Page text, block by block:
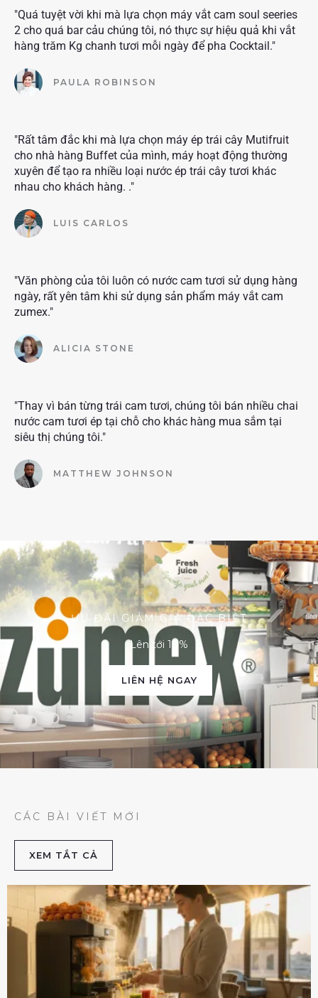
"Quá tuyệt vời khi mà lựa chọn máy vắt cam soul seeries
2 cho quá bar cảu chúng tôi, nó thực sự hiệu quả khi vắt
hàng trăm Kg chanh tươi mỗi ngày để pha Cocktail."
PAULA ROBINSON
"Rất tâm đắc khi mà lựa chọn máy ép trái cây Mutifruit
cho nhà hàng Buffet của mình, máy hoạt động thường
xuyên để tạo ra nhiều loại nước ép trái cây tươi khác
nhau cho khách hàng. ."
LUIS CARLOS
"Văn phòng của tôi luôn có nước cam tươi sử dụng hàng
ngày, rất yên tâm khi sử dụng sản phẩm máy vắt cam
zumex."
ALICIA STONE
"Thay vì bán từng trái cam tươi, chúng tôi bán nhiều chai
nước cam tươi ép tại chỗ cho khác hàng mua sắm tại
siêu thị chúng tôi."
MATTHEW JOHNSON
ƯU ĐÃI GIẢM GIÁ ĐẶC BIỆT
Lên tới 10%
LIÊN HỆ NGAY
CÁC BÀI VIẾT MỚI
XEM TẮT CẢ